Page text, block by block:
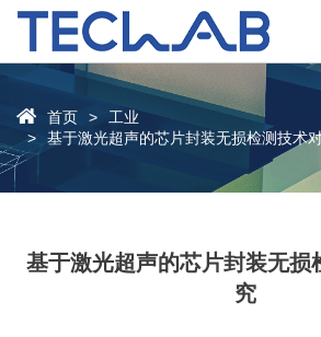
首页
工业
基于激光超声的芯片封装无损检测技术
基于激光超声的芯片封装无损
究